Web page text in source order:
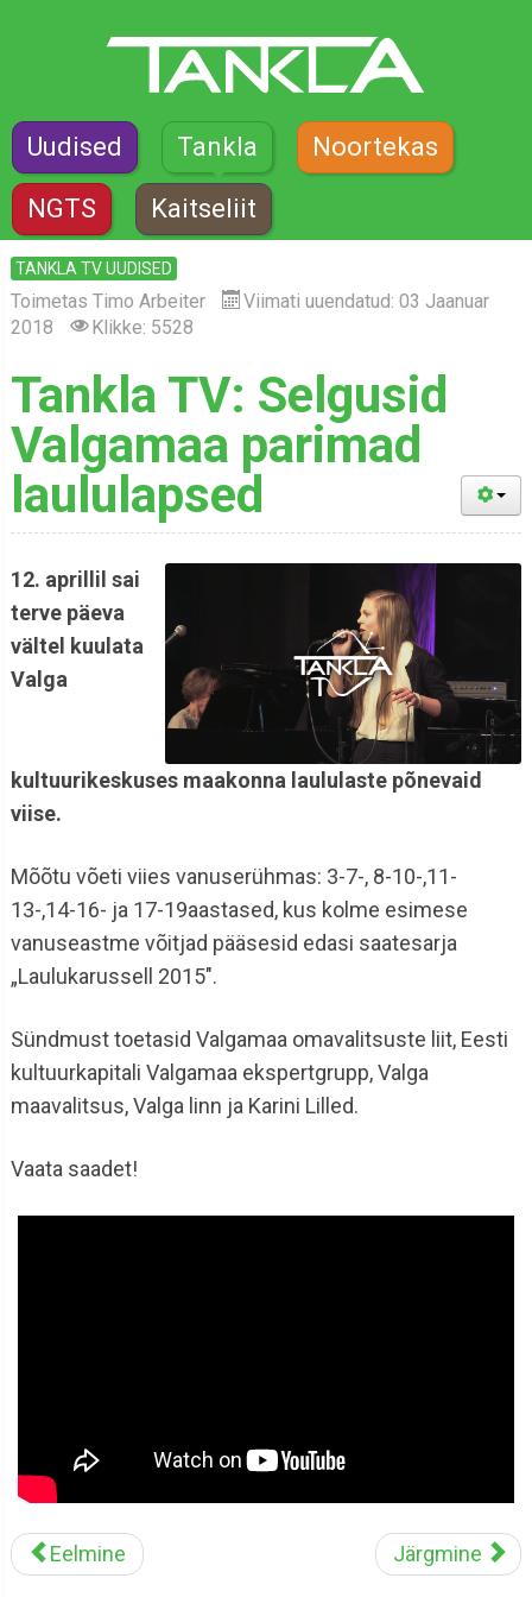
Uudised Tankla Noortekas
NGTS Kaitseliit
TANKLA TV UUDISED
Toimetas Timo Arbeiter
Viimati uuendatud: 03 Jaanuar
2018
Klikke: 5528
Tankla TV: Selgusid
Valgamaa parimad
laululapsed
12. aprillil sai
terve päeva
vältel kuulata
Valga
kultuurikeskuses maakonna laululaste põnevaid
viise.
Mõõtu võeti viies vanuserühmas: 3-7-, 8-10-,11-
13-,14-16- ja 17-19aastased, kus kolme esimese
vanuseastme võitjad pääsesid edasi saatesarja
„Laulukarussell 2015".
Sündmust toetasid Valgamaa omavalitsuste liit, Eesti
kultuurkapitali Valgamaa ekspertgrupp, Valga
maavalitsus, Valga linn ja Karini Lilled.
Vaata saadet!
Eelmine Järgmine